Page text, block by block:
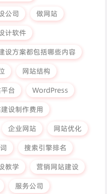
公司
做网站
计软件
设方案都包括哪些内容
网站结构
台
WordPress
设制作费用
企业网站
网站优化
搜索引擎排名
教学
营销网站建设
服务公司